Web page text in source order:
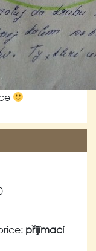
přijímací